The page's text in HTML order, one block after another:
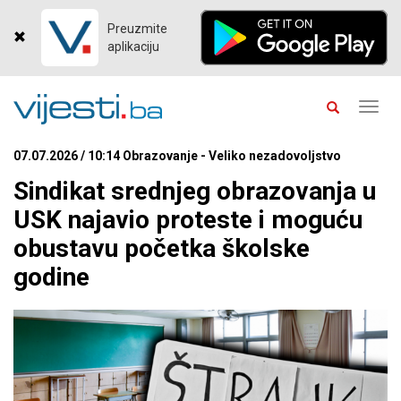
Preuzmite
aplikaciju
07.07.2026 / 10:14 Obrazovanje - Veliko nezadovoljstvo
Sindikat srednjeg obrazovanja u
USK najavio proteste i moguću
obustavu početka školske
godine